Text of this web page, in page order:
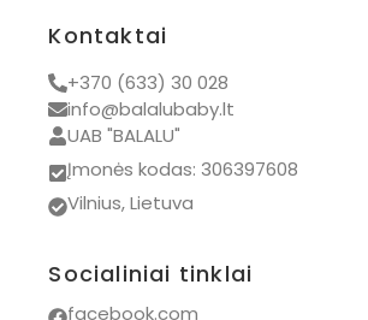
Kontaktai
+370 (633) 30 028
info@balalubaby.lt
UAB "BALALU"
Įmonės kodas: 306397608
Vilnius, Lietuva
Socialiniai tinklai
facebook.com